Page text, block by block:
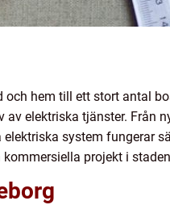
och hem till ett stort antal
elektriska tjänster. Från
system fungerar
projekt i